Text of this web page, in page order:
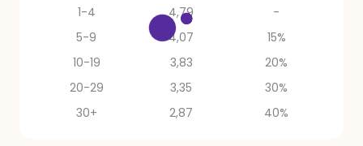
1-4
4,79
-
5-9
4,07
15%
10-19
3,83
20%
20-29
3,35
30%
30+
2,87 40%